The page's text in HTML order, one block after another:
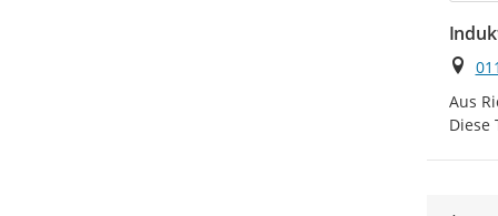
Ort
Aus
Diese